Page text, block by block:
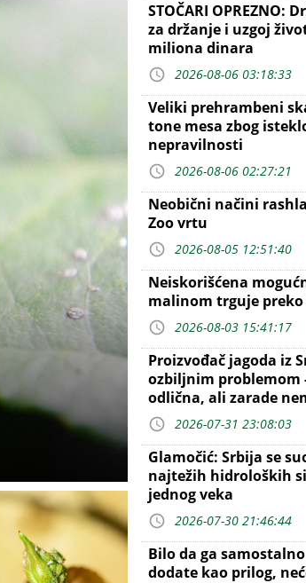
STOČARI OPREZNO:
za držanje i uzgoj
miliona dinara
2026-08-06 03:18:33
Veliki prehrambeni
tone mesa zbog
nepravilnosti
2026-08-06 02:27:21
Neobični načini
Zoo vrtu
2026-08-05 12:51:40
Neiskorišćena
malinom trguje preko
2026-08-03 15:41:17
Proizvođač jagoda iz
ozbiljnim problemom
odlična, ali zarade
2026-07-31 23:08:03
Glamočić: Srbija se
najtežih hidroloških
jednog veka
2026-07-30 21:46:44
Bilo da ga
dodate kao prilog,